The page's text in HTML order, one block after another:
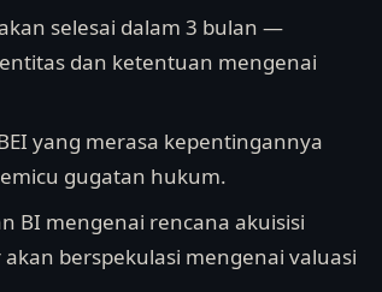
selesai dalam 3 bulan —
dan ketentuan mengenai
yang merasa kepentingannya
gugatan hukum.
BI mengenai rencana akuisisi
berspekulasi mengenai valuasi